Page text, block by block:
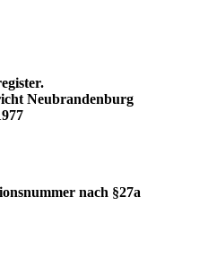
Neubrandenburg
nach §27a